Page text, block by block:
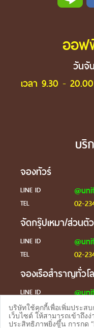
ออฟ
วันจั
เวลา 9.30 -
บริ
จองทัวร์
LINE ID
TEL
02-
จัดกรุ๊ปเหมา/ส่วนตัว
LINE ID
TEL 02-
จองเรือสำราญทั่วโ
LINE ID
ร้องเรียน
บริษัทใช้คุกกี้เพื่อเพิ่มประส
เว็บไซต์ ให้สามารถเข้าถึง
ประสิทธิภาพยิ่งขึ้น การกด